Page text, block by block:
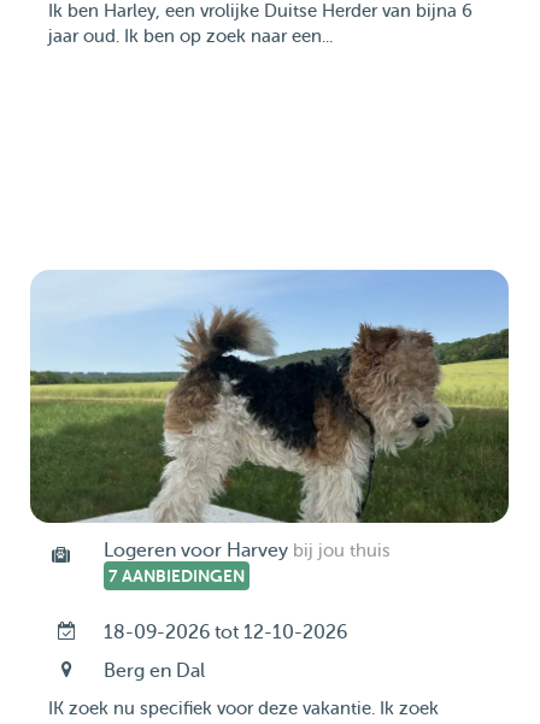
Ik ben Harley, een vrolijke Duitse Herder van bijna 6
jaar oud. Ik ben op zoek naar een...
Logeren voor Harvey bij jou thuis
7 AANBIEDINGEN
18-09-2026 tot 12-10-2026
Berg en Dal
IK zoek nu specifiek voor deze vakantie. Ik zoek